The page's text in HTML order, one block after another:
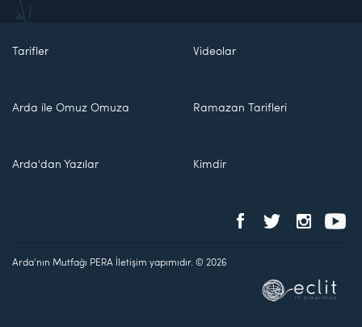
Tarifler Videolar
Arda ile Omuz Omuza Ramazan Tarifleri
Arda'dan Yazılar Kimdir
Arda'nın Mutfağı PERA İletişim yapımıdır. © 2026